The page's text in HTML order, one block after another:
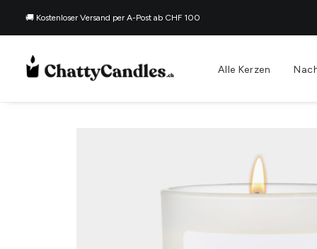
🚚 Kostenloser Versand per A-Post ab CHF 100
Alle Kerzen